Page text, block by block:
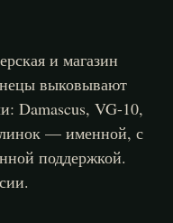
и магазин
выковывают
Damascus, VG-10,
— именной, с
поддержкой.